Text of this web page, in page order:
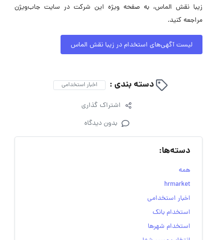
زیبا نقش الماس، به صفحه ویژه این شرکت در سایت جاب‌ویژن
مراجعه کنید.
لیست آگهی‌های استخدام در زیبا نقش الماس
دسته بندی : اخبار استخدامی
اشتراک گذاری
بدون دیدگاه
دسته‌ها:
همه
hrmarket
اخبار استخدامی
استخدام بانک
استخدام شهرها